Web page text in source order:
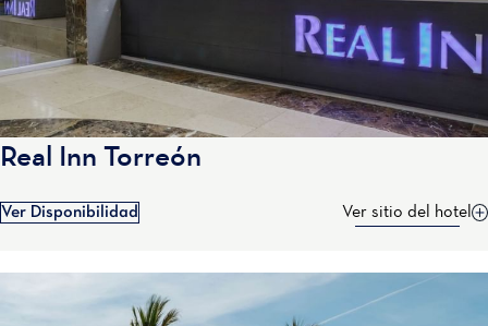
Real Inn Torreón
Ver Disponibilidad Ver sitio del hotel